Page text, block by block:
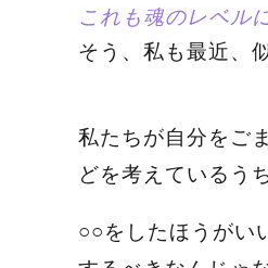
これも魂のレベル
そう、私も最近、
私たちが自分をご
どを考えているう
○○をしたほうがい